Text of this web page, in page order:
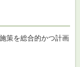
策を総合的かつ計画